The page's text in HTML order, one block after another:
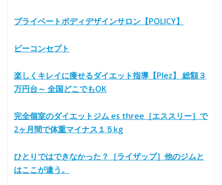
プライベートボディデザインサロン【POLICY】
ビーコンセプト
楽しくキレイに痩せるダイエット指導【Plez】 総額３
万円台～ 全国どこでもOK
完全個室のダイエットジム es three［エススリー］で
2ヶ月間で体重マイナス１５kg
ひとりではできなかった？［ライザップ］他のジムと
はここが違う。